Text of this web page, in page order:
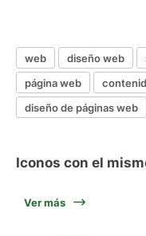
web diseño web
página web
diseño de páginas web
Iconos con el
Ver más